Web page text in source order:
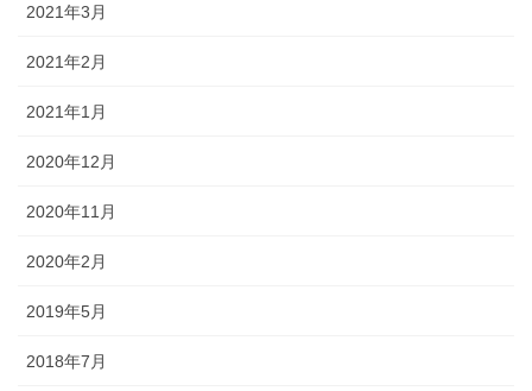
2021年3月
2021年2月
2021年1月
2020年12月
2020年11月
2020年2月
2019年5月
2018年7月